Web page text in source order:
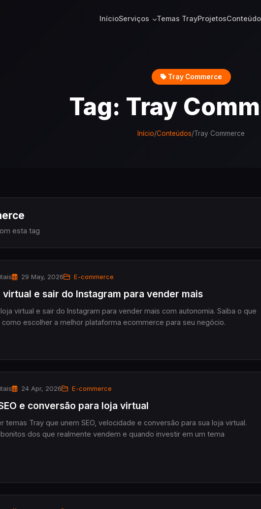
InícioServiços Temas TrayProjetos
Tray Commerce
Tag: Tray
Início/Conteúdos/Tray Commerce
esta tag
29 May, 2026 E-commerce
e sair do Instagram para vender mais
virtual e sair do Instagram para vender mais com autonomia. Saiba o que
como escolher a melhor plataforma ecommerce para seu negócio.
24 Apr, 2026 E-commerce
e conversão para loja virtual
temas Tray que unem SEO, velocidade e conversão para sua loja virtual.
dos que realmente vendem e quando investir em um tema